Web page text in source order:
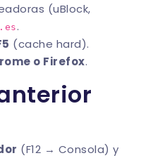
(uBlock,
.
(cache hard).
o Firefox.
(F12 → Consola) y